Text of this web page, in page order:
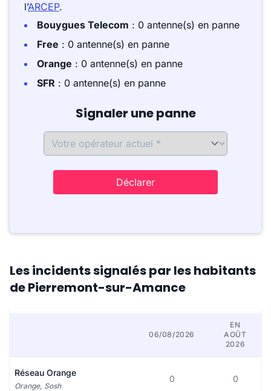
l’ARCEP.
Bouygues Telecom : 0 antenne(s) en panne
Free : 0 antenne(s) en panne
Orange : 0 antenne(s) en panne
SFR : 0 antenne(s) en panne
Signaler une panne
Déclarer
Les incidents signalés par les habitants
de Pierremont-sur-Amance
06/08/2026
EN
AOÛT
2026
Réseau Orange
Orange, Sosh
0 0